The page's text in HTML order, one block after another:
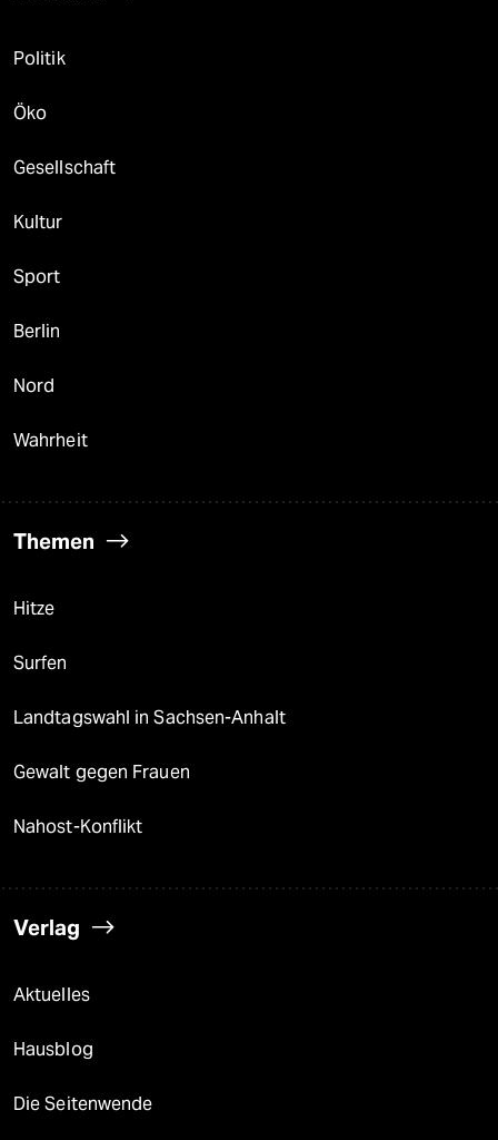
Politik
Öko
Gesellschaft
Kultur
Sport
Berlin
Nord
Wahrheit
Themen
Hitze
Surfen
Landtagswahl in Sachsen-Anhalt
Gewalt gegen Frauen
Nahost-Konflikt
Verlag
Aktuelles
Hausblog
Die Seitenwende